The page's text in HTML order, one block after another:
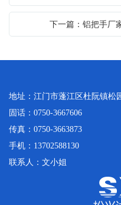
下一篇：铝把手厂
地址：江门市蓬江区杜阮镇松
固话：0750-3667606
传真：0750-3663873
手机：13702588130
联系人：文小姐